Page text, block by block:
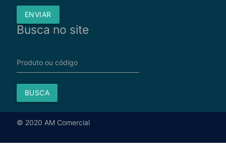
ENVIAR
Busca no site
Produto ou código
BUSCA
© 2020 AM Comercial